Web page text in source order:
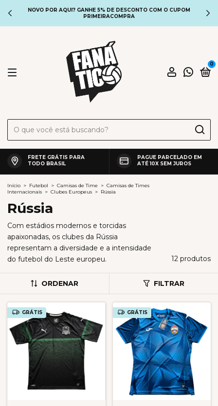
NOVO POR AQUI? GANHE 5% DE DESCONTO COM O CUPOM
PRIMEIRACOMPRA
0
FRETE GRÁTIS PARA
TODO BRASIL
PAGUE PARCELADO EM
ATÉ 10X SEM JUROS
Início > Futebol > Camisas de Time > Camisas de Times
Internacionais > Clubes Europeus > Rússia
Rússia
Com estádios modernos e torcidas
apaixonadas, os clubes da Rússia
representam a diversidade e a intensidade
do futebol do Leste europeu.
12 produtos
ORDENAR FILTRAR
GRÁTIS GRÁTIS